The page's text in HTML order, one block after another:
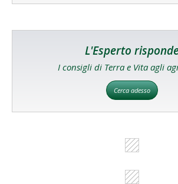
L'Esperto
I consigli di Terra e Vita agli
Cerca adesso